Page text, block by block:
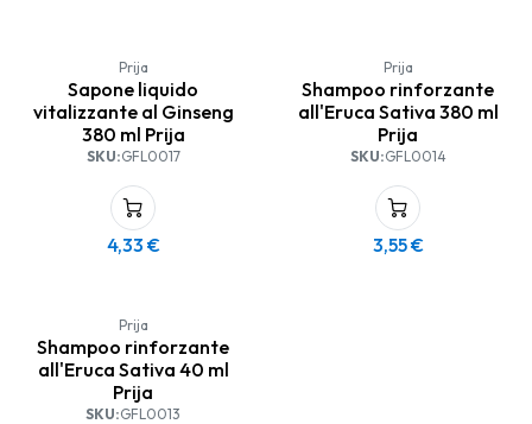
Prija
Sapone liquido
vitalizzante al Ginseng
380 ml Prija
SKU:GFL0017
4,33 €
Prija
Shampoo rinforzante
all'Eruca Sativa 380 ml
Prija
SKU:GFL0014
3,55€
Prija
Shampoo rinforzante
all'Eruca Sativa 40 ml
Prija
SKU:GFL0013